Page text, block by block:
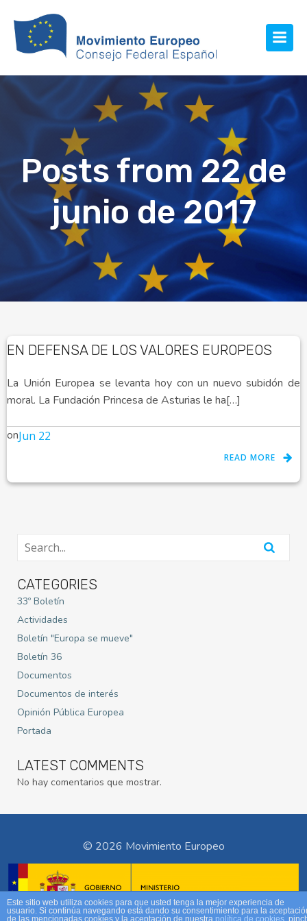
Posts from 22 de
junio de 2017
EN DEFENSA DE LOS VALORES EUROPEOS
La Unión Europea se levanta hoy con un nuevo subidón de
moral. La Fundación Princesa de Asturias le ha[…]
onJun 22
READ MORE
CATEGORIES
33º Boletín
Actividades
Boletín "Europa se mueve"
Boletín 36
Documentos
Documentos de interés
Opinión Pública Europea
Portada
LATEST COMMENTS
No hay comentarios que mostrar.
© 2026 Movimiento Europeo
Este sitio web utiliza cookies para que usted tenga la mejor experiencia de
usuario. Si continúa navegando está dando su consentimiento para la
de las mencionadas cookies y la aceptación de nuestra política de cookies ,